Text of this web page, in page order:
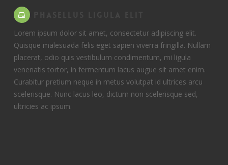
Phasellus ligula elit
Lorem ipsum dolor sit amet, consectetur adipiscing elit.
Quisque malesuada felis eget sapien viverra fringilla. Nullam
placerat, odio quis vestibulum condimentum, mi ligula
venenatis tortor, in fermentum lacus augue sit amet enim.
Curabitur pretium neque in metus volutpat id ultrices arcu
scelerisque. Nunc lacus leo, dictum non scelerisque sed,
ultricies ac ipsum.